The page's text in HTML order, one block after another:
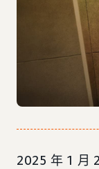
2025 年 1 月